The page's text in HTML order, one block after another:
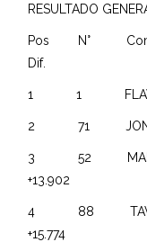
RESULTADO
Pos N°
Dif.
1 1 FLAVIO
2 71 JONAS
3 52
+13.902
4 88 TAVO
+15.774